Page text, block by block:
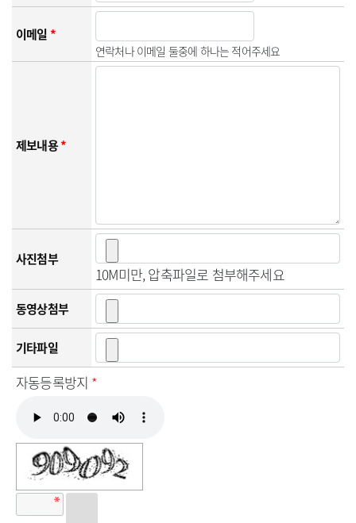
이메일*
연락처나 이메일 둘중에 하나는 적어주세요
제보내용*
사진첨부
10M미만, 압축파일로 첨부해주세요
동영상첨부
기타파일
자동등록방지 *